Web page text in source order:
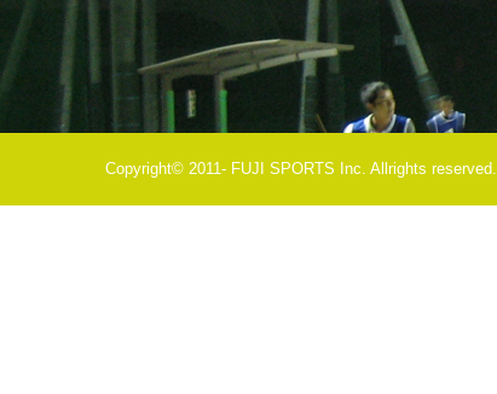
Copyright© 2011- FUJI SPORTS Inc. Allrights reserved.